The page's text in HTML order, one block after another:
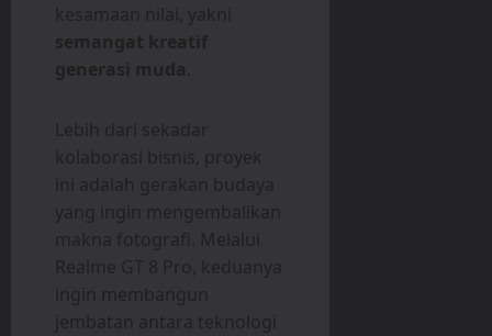
kesamaan nilai, yakni
semangat kreatif
generasi muda.
Lebih dari sekadar
kolaborasi bisnis, proyek
ini adalah gerakan budaya
yang ingin mengembalikan
makna fotografi. Melalui
Realme GT 8 Pro, keduanya
ingin membangun
jembatan antara teknologi